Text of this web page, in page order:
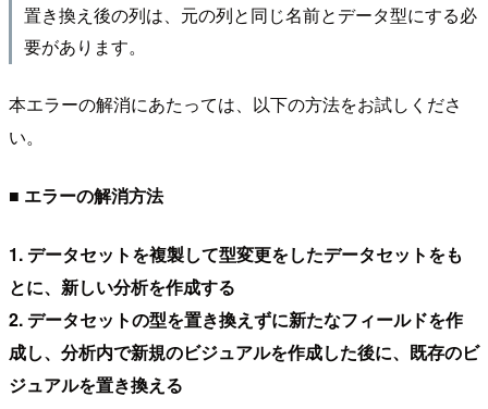
置き換え後の列は、元の列と同じ名前とデータ型にする必
要があります。
本エラーの解消にあたっては、以下の方法をお試しくださ
い。
■ エラーの解消方法
1. データセットを複製して型変更をしたデータセットをも
とに、新しい分析を作成する
2. データセットの型を置き換えずに新たなフィールドを作
成し、分析内で新規のビジュアルを作成した後に、既存のビ
ジュアルを置き換える